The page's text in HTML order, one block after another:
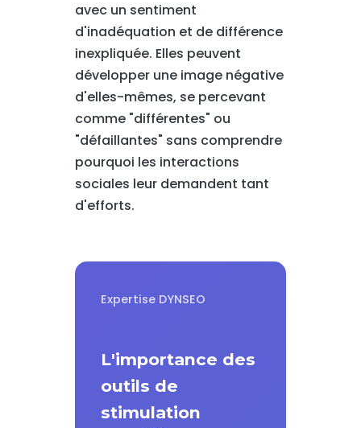
avec un sentiment
d'inadéquation et de différence
inexpliquée. Elles peuvent
développer une image négative
d'elles-mêmes, se percevant
comme "différentes" ou
"défaillantes" sans comprendre
pourquoi les interactions
sociales leur demandent tant
d'efforts.
Expertise DYNSEO
L'importance des
outils de
stimulation